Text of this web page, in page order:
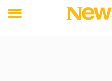
Toggle